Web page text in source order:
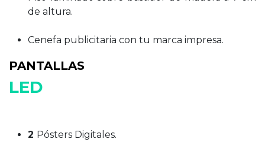
de altura.
Cenefa publicitaria con tu marca impresa.
PANTALLAS
LED
2 Pósters Digitales.